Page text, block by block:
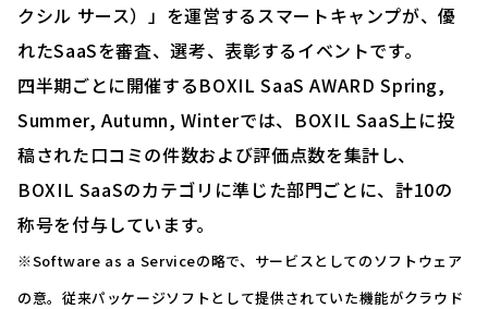
クシル サース）」を運営するスマートキャンプが、優
れたSaaSを審査、選考、表彰するイベントです。
四半期ごとに開催するBOXIL SaaS AWARD Spring,
Summer, Autumn, Winterでは、BOXIL SaaS上に投
稿された口コミの件数および評価点数を集計し、
BOXIL SaaSのカテゴリに準じた部門ごとに、計10の
称号を付与しています。
※Software as a Serviceの略で、サービスとしてのソフトウェア
の意。従来パッケージソフトとして提供されていた機能がクラウド